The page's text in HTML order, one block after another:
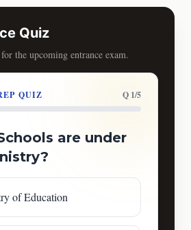
Quiz
the upcoming entrance exam.
QUIZ Q 1/5
are under
of Education